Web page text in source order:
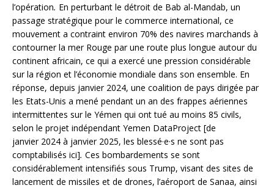
l’opération. En perturbant le détroit de Bab al-Mandab, un
passage stratégique pour le commerce international, ce
mouvement a contraint environ 70% des navires marchands à
contourner la mer Rouge par une route plus longue autour du
continent africain, ce qui a exercé une pression considérable
sur la région et l’économie mondiale dans son ensemble. En
réponse, depuis janvier 2024, une coalition de pays dirigée par
les Etats-Unis a mené pendant un an des frappes aériennes
intermittentes sur le Yémen qui ont tué au moins 85 civils,
selon le projet indépendant Yemen DataProject [de
janvier 2024 à janvier 2025, les blessé·e·s ne sont pas
comptabilisés ici]. Ces bombardements se sont
considérablement intensifiés sous Trump, visant des sites de
lancement de missiles et de drones, l’aéroport de Sanaa, ainsi